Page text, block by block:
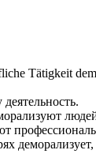
Tätigkeit
деятельность.
деморализует,